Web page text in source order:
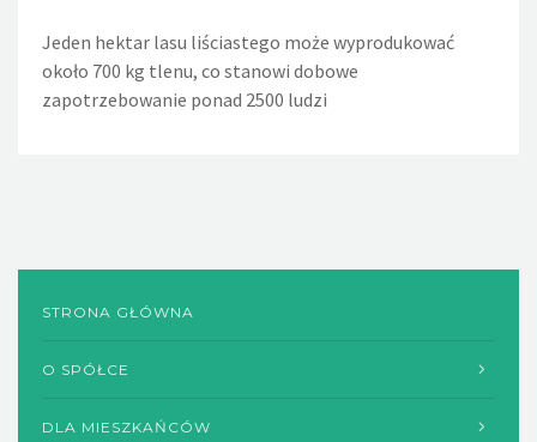
Jeden hektar lasu liściastego może wyprodukować
około 700 kg tlenu, co stanowi dobowe
zapotrzebowanie ponad 2500 ludzi
Jeden nieszczelny, lekko kapiący kran powoduje, że w
ciągu doby wycieka około 36 litrów wody. Nieszczelna
spłuczka w WC powoduje wyciek w ciągu dnia około 720
STRONA GŁÓWNA
O SPÓŁCE
DLA MIESZKAŃCÓW